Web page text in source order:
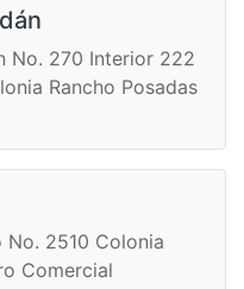
No. 270 Interior 222
Rancho Posadas
No. 2510 Colonia
Comercial